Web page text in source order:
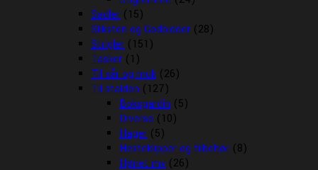
Sadler (15)
Sliksten og Godbidder (28)
Strigler (151)
Tasker (1)
Til sår og muk (26)
Til stalden (127)
Boksgardin (5)
Diverse (10)
Hager (5)
Hesteklipper og tilbehør (8)
Hønet mv (26)